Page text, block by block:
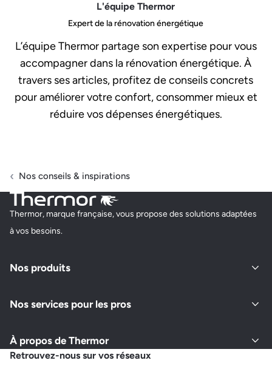
L'équipe Thermor
Expert de la rénovation énergétique
L’équipe Thermor partage son expertise pour vous
accompagner dans la rénovation énergétique. À
travers ses articles, profitez de conseils concrets
pour améliorer votre confort, consommer mieux et
réduire vos dépenses énergétiques.
Nos conseils & inspirations
Thermor, marque française, vous propose des solutions adaptées
à vos besoins.
Nos produits
Nos services pour les pros
À propos de Thermor
Retrouvez-nous sur vos réseaux